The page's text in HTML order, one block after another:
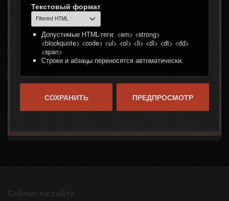
Текстовый формат
Допустимые HTML-теги: <em> <strong>
<blockquote> <code> <ul> <ol> <li> <dl> <dt> <dd>
<span>
Строки и абзацы переносятся автоматически.
Сейчас на сайте